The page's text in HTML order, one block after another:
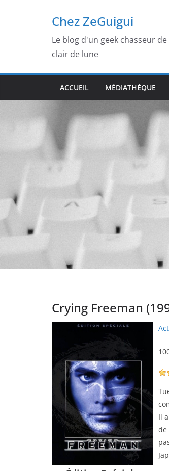
Chez ZeGuigui
Le blog d'un geek chasseur
clair de lune
ACCUEIL MÉDIATHÈQUE
Crying Freeman
Il
de